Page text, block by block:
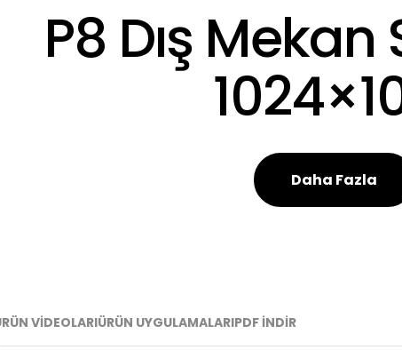
P8 Dış Mekan
Daha Fazla
VİDEOLARIÜRÜN UYGULAMALARIPDF İNDİR